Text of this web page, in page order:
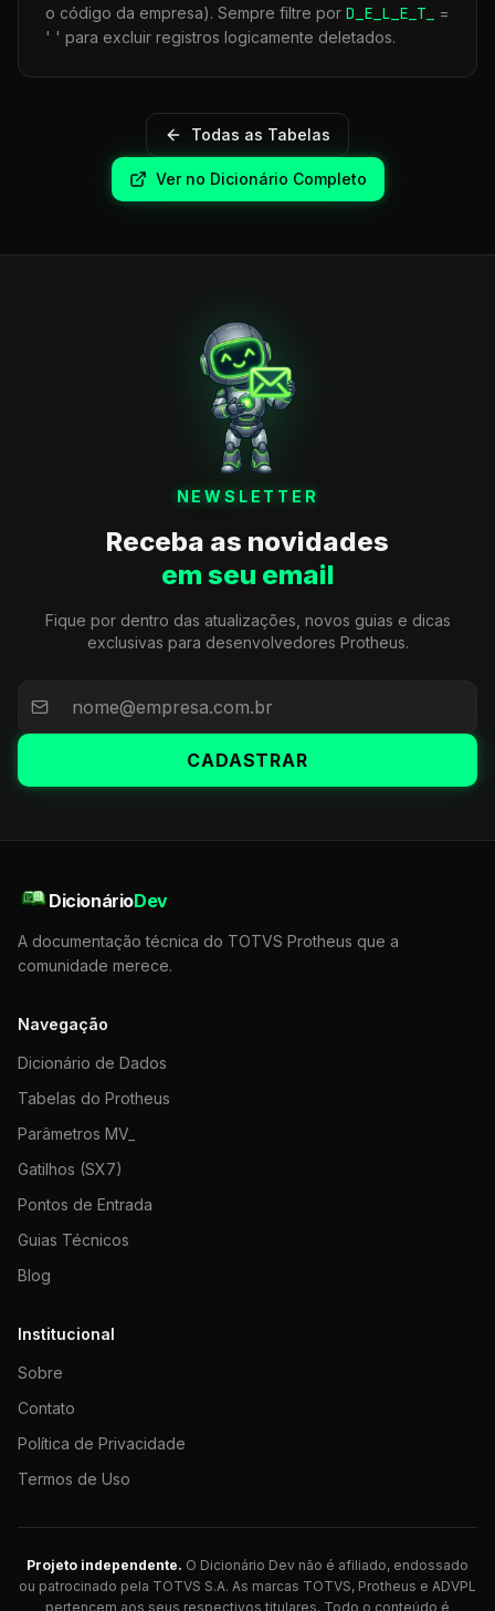
o código da empresa). Sempre filtre por D_E_L_E_T_
=
' ' para excluir registros logicamente deletados.
Todas as Tabelas
Ver no Dicionário Completo
NEWSLETTER
Receba as novidades
em seu email
Fique por dentro das atualizações, novos guias e dicas
exclusivas para desenvolvedores Protheus.
CADASTRAR
DicionárioDev
A documentação técnica do TOTVS Protheus que a
comunidade merece.
Navegação
Dicionário de Dados
Tabelas do Protheus
Parâmetros MV_
Gatilhos (SX7)
Pontos de Entrada
Guias Técnicos
Blog
Institucional
Sobre
Contato
Política de Privacidade
Termos de Uso
Projeto independente. O Dicionário Dev não é afiliado, endossado
ou patrocinado pela TOTVS S.A. As marcas TOTVS, Protheus e ADVPL
pertencem aos seus respectivos titulares. Todo o conteúdo é